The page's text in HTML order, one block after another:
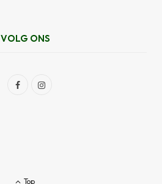
VOLG ONS
F
I
Top